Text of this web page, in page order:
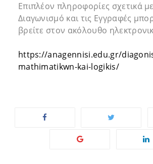
Επιπλέον πληροφορίες σχετικά
Διαγωνισμό και τις Εγγραφές
βρείτε στον ακόλουθο
https://anagennisi.edu.gr/
mathimatikwn-kai-logikis/